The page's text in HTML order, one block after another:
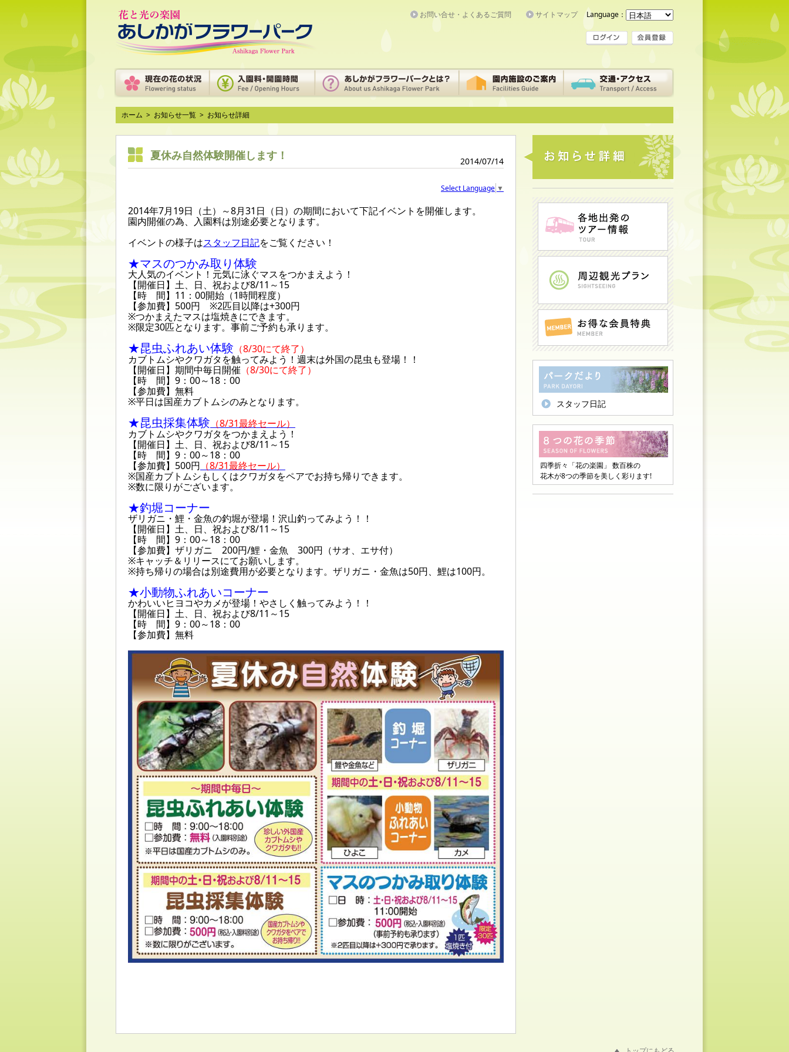
Language：
お問い合せ・よくあるご質問 サイトマップ
ホーム > お知らせ一覧 > お知らせ詳細
スタッフ日記
四季折々「花の楽園」 数百株の
花木が8つの季節を美しく彩ります!
2014/07/14
夏休み自然体験開催します！
Select Language ▼
2014年7月19日（土）～8月31日（日）の期間において下記イベントを開催します。
園内開催の為、入園料は別途必要となります。
イベントの様子はスタッフ日記をご覧ください！
★マスのつかみ取り体験
大人気のイベント！元気に泳ぐマスをつかまえよう！
【開催日】土、日、祝および8/11～15
【時 間】11：00開始（1時間程度）
【参加費】500円 ※2匹目以降は+300円
※つかまえたマスは塩焼きにできます。
※限定30匹となります。事前ご予約も承ります。
★昆虫ふれあい体験 （8/30にて終了）
カブトムシやクワガタを触ってみよう！週末は外国の昆虫も登場！！
【開催日】期間中毎日開催 （8/30にて終了）
【時 間】9：00～18：00
【参加費】無料
※平日は国産カブトムシのみとなります。
★昆虫採集体験 （8/31最終セール）
カブトムシやクワガタをつかまえよう！
【開催日】土、日、祝および8/11～15
【時 間】9：00～18：00
【参加費】500円 （8/31最終セール）
※国産カブトムシもしくはクワガタをペアでお持ち帰りできます。
※数に限りがございます。
★釣堀コーナー
ザリガニ・鯉・金魚の釣堀が登場！沢山釣ってみよう！！
【開催日】土、日、祝および8/11～15
【時 間】9：00～18：00
【参加費】ザリガニ 200円/鯉・金魚 300円（サオ、エサ付）
※キャッチ＆リリースにてお願いします。
※持ち帰りの場合は別途費用が必要となります。ザリガニ・金魚は50円、鯉は100円。
★小動物ふれあいコーナー
かわいいヒヨコやカメが登場！やさしく触ってみよう！！
【開催日】土、日、祝および8/11～15
【時 間】9：00～18：00
【参加費】無料